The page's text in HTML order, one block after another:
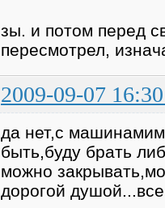
зы. и потом перед
пересмотрел,
2009-09-07
да нет,с машинамим
быть,буду брать
можно
дорогой